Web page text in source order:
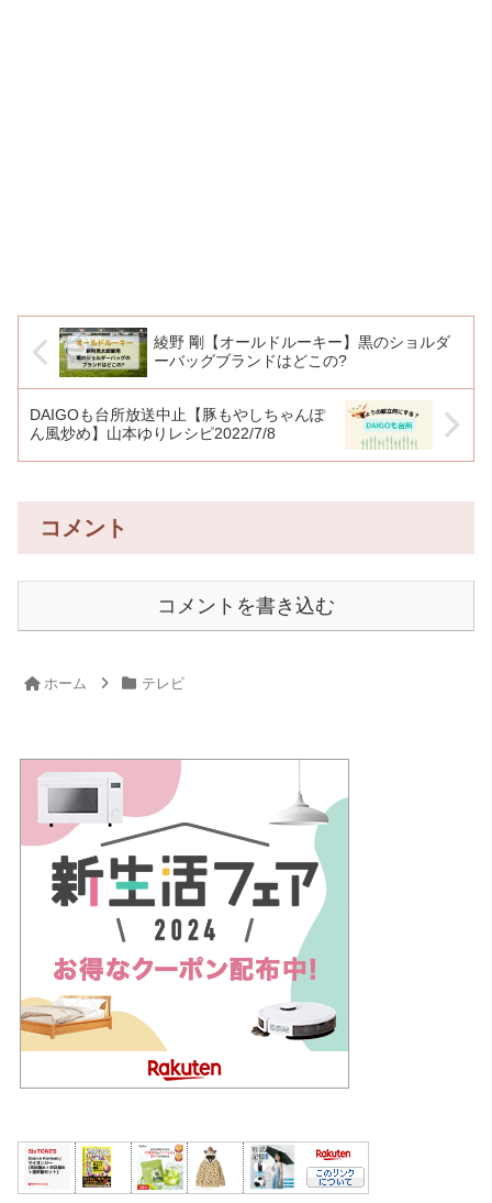
綾野 剛【オールドルーキー】黒のショルダ
ーバッグブランドはどこの?
DAIGOも台所放送中止【豚もやしちゃんぽ
ん風炒め】山本ゆりレシピ2022/7/8
コメント
コメントを書き込む
ホーム テレビ